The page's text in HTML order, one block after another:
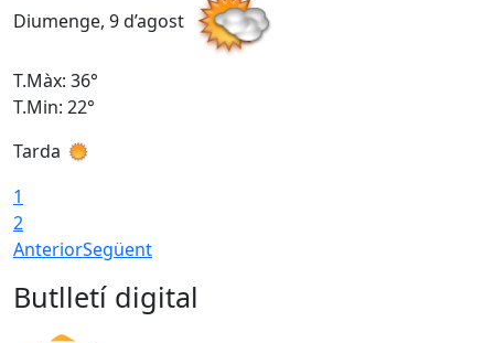
Diumenge, 9 d’agost
T.Màx: 36°
T.Min: 22°
Tarda
1
2
AnteriorSegüent
Butlletí digital